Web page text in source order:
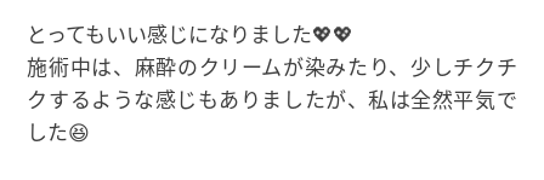
とってもいい感じになりました💖💖
施術中は、麻酔のクリームが染みたり、少しチクチ
クするような感じもありましたが、私は全然平気で
した️😆